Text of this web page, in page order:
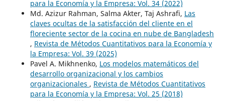
para la Economía y la Empresa: Vol. 34 (2022)
Md. Azizur Rahman, Salma Akter, Taj Ashrafi, Las
claves ocultas de la satisfacción del cliente en el
floreciente sector de la cocina en nube de Bangladesh
, Revista de Métodos Cuantitativos para la Economía y
la Empresa: Vol. 39 (2025)
Pavel A. Mikhnenko, Los modelos matemáticos del
desarrollo organizacional y los cambios
organizacionales , Revista de Métodos Cuantitativos
para la Economía y la Empresa: Vol. 25 (2018)